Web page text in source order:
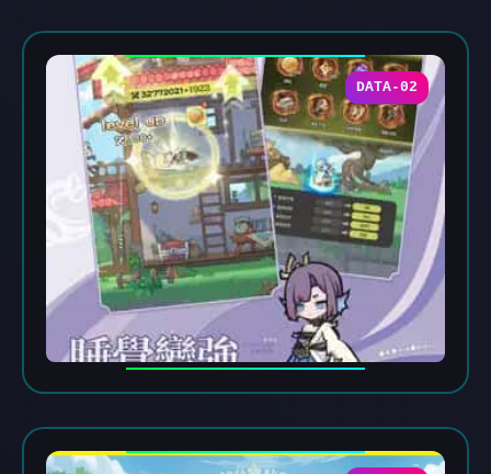
DATA-02